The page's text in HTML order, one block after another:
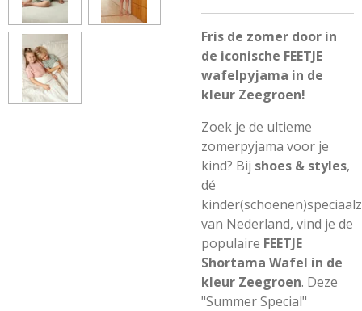
Fris de zomer door in
de iconische FEETJE
wafelpyjama in de
kleur Zeegroen!
Zoek je de ultieme
zomerpyjama voor je
kind? Bij shoes & styles,
dé
van Nederland, vind je de
populaire FEETJE
Shortama Wafel in de
kleur Zeegroen. Deze
"Summer Special"